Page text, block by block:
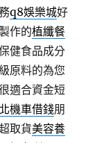
q8娛樂城好
作的植纖餐
健食品成分
原料的為您
適合資金短
機車借錢朋
取貨美容養